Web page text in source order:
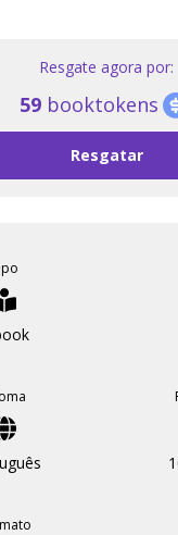
várias facetas que
várias curas,
e imergi na
nossa própria
diariamente.
viver. E da
e é nossa
Resgate agora por:
59 booktokens
Resgatar